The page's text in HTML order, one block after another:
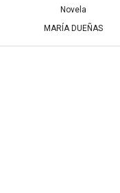
Novela
MARÍA DUEÑAS